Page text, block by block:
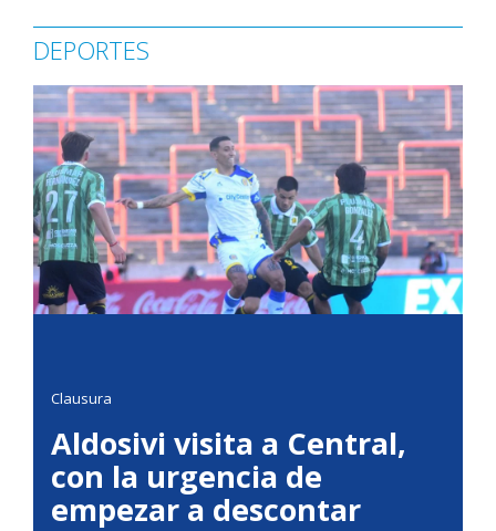
DEPORTES
Clausura
Aldosivi visita a Central,
con la urgencia de
empezar a descontar